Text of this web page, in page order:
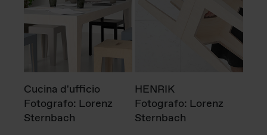
Cucina d'ufficio
Fotografo: Lorenz
Sternbach
HENRIK
Fotografo: Lorenz
Sternbach